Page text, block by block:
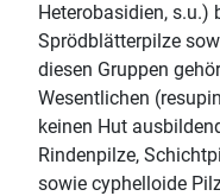
Heterobasidien, s.u.)
Sprödblätterpilze
diesen Gruppen
Wesentlichen
keinen Hut
Rindenpilze,
sowie cyphelloide